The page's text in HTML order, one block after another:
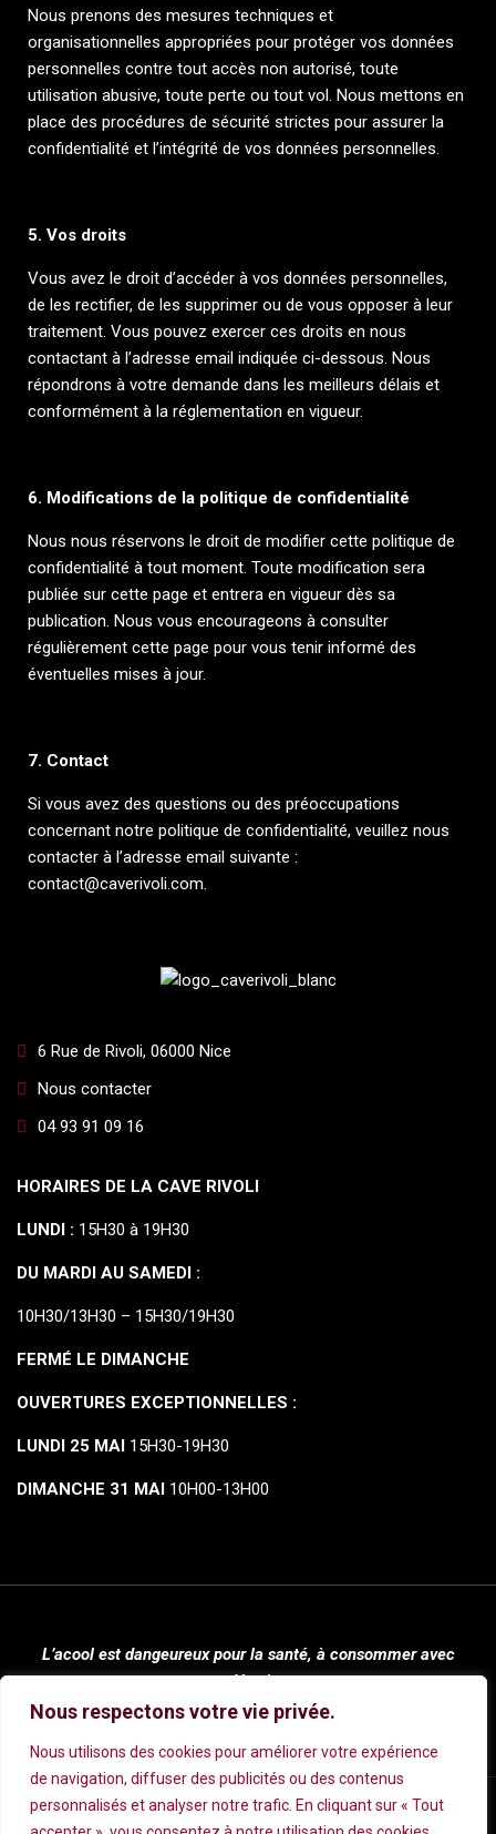
Nous respectons votre vie privée.
Nous utilisons des cookies pour améliorer votre expérience
de navigation, diffuser des publicités ou des contenus
personnalisés et analyser notre trafic. En cliquant sur « Tout
Nous prenons des mesures techniques et
organisationnelles appropriées pour protéger vos données
personnelles contre tout accès non autorisé, toute
utilisation abusive, toute perte ou tout vol. Nous mettons en
place des procédures de sécurité strictes pour assurer la
confidentialité et l’intégrité de vos données personnelles.
5. Vos droits
Vous avez le droit d’accéder à vos données personnelles,
de les rectifier, de les supprimer ou de vous opposer à leur
traitement. Vous pouvez exercer ces droits en nous
contactant à l’adresse email indiquée ci-dessous. Nous
répondrons à votre demande dans les meilleurs délais et
conformément à la réglementation en vigueur.
6. Modifications de la politique de confidentialité
Nous nous réservons le droit de modifier cette politique de
confidentialité à tout moment. Toute modification sera
publiée sur cette page et entrera en vigueur dès sa
publication. Nous vous encourageons à consulter
régulièrement cette page pour vous tenir informé des
éventuelles mises à jour.
7. Contact
Si vous avez des questions ou des préoccupations
concernant notre politique de confidentialité, veuillez nous
contacter à l’adresse email suivante :
contact@caverivoli.com.
6 Rue de Rivoli, 06000 Nice
Nous contacter
04 93 91 09 16
HORAIRES DE LA CAVE RIVOLI
LUNDI : 15H30 à 19H30
DU MARDI AU SAMEDI :
10H30/13H30 – 15H30/19H30
FERMÉ LE DIMANCHE
OUVERTURES EXCEPTIONNELLES :
LUNDI 25 MAI 15H30-19H30
DIMANCHE 31 MAI 10H00-13H00
L’acool est dangeureux pour la santé, à consommer avec
modération.
Mentions légales|Conditions Générales de Vente|Politique de